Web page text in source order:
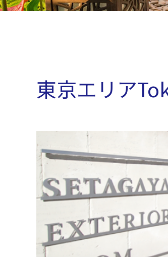
東京エリア